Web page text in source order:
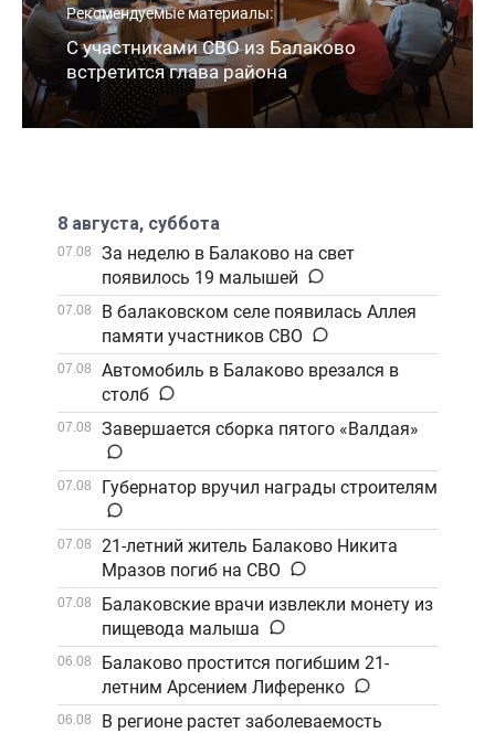
Рекомендуемые материалы:
С участниками СВО из Балаково
встретится глава района
8 августа, суббота
07.08
За неделю в Балаково на свет
появилось 19 малышей
07.08
В балаковском селе появилась Аллея
памяти участников СВО
07.08
Автомобиль в Балаково врезался в
столб
07.08 Завершается сборка пятого «Валдая»
07.08 Губернатор вручил награды строителям
07.08
21-летний житель Балаково Никита
Мразов погиб на СВО
07.08
Балаковские врачи извлекли монету из
пищевода малыша
06.08
Балаково простится погибшим 21-
летним Арсением Лиференко
06.08
В регионе растет заболеваемость